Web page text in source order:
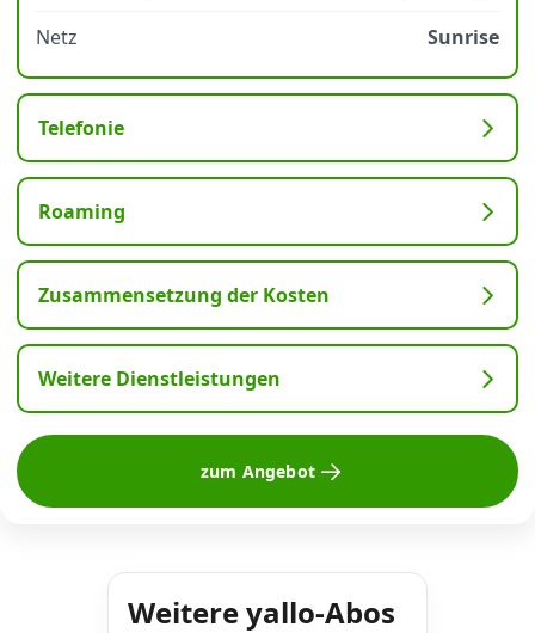
Netz
Sunrise
Telefonie
Roaming
Zusammensetzung der Kosten
Weitere Dienstleistungen
zum Angebot
Weitere yallo-Abos